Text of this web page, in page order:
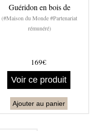
Guéridon en bois de
(#Maison du Monde #Partenariat
rémunéré)
169€
Voir ce produit
Ajouter au panier